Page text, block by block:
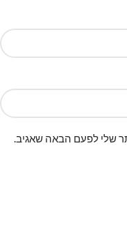
שלי לפעם הבאה שאגיב.